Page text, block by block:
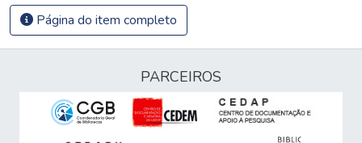
Página do item completo
PARCEIROS